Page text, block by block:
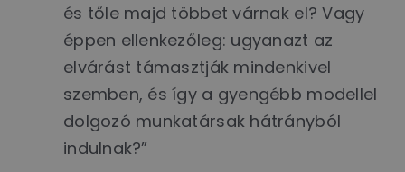
és tőle majd többet várnak el? Vagy
éppen ellenkezőleg: ugyanazt az
elvárást támasztják mindenkivel
szemben, és így a gyengébb modellel
dolgozó munkatársak hátrányból
indulnak?”